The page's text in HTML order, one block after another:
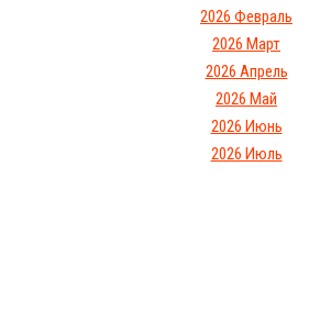
2026 Февраль
2026 Март
2026 Апрель
2026 Май
2026 Июнь
2026 Июль